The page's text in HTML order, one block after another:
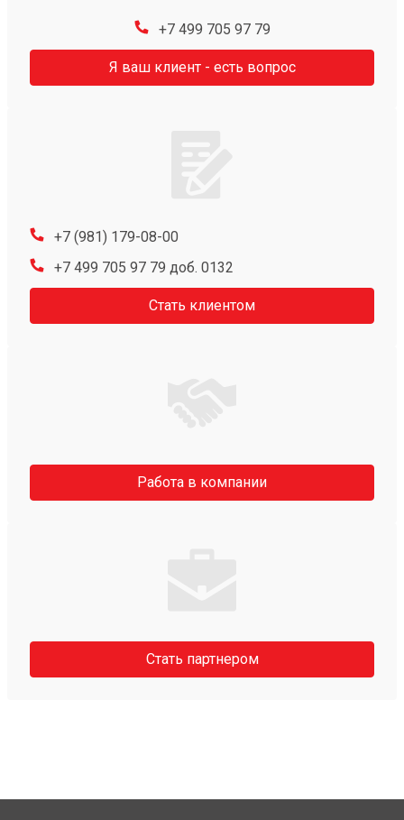
+7 499 705 97 79
Я ваш клиент - есть вопрос
+7 (981) 179-08-00
+7 499 705 97 79 доб. 0132
Стать клиентом
Работа в компании
Стать партнером